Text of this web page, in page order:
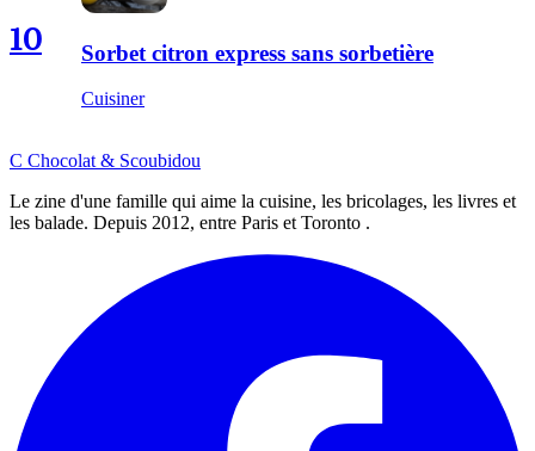
10 Sorbet citron express sans sorbetière
Cuisiner
C Chocolat & Scoubidou
Le zine d'une famille qui aime la cuisine, les bricolages, les livres et
les balade. Depuis 2012, entre Paris et Toronto .